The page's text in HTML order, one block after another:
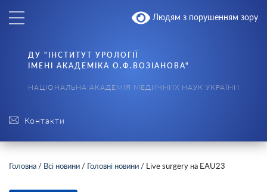
Людям з порушенням зору
Контакти
ДУ "ІНСТИТУТ УРОЛОГІЇ
ІМЕНІ АКАДЕМІКА О.Ф.ВОЗІАНОВА"
НАЦІОНАЛЬНА АКАДЕМІЯ МЕДИЧНИХ НАУК УКРАЇНИ
Головна / Всі новини / Головні новини / Live surgery на EAU23